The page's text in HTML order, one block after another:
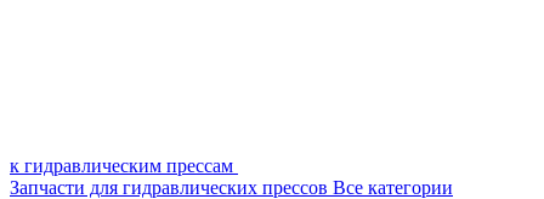
к гидравлическим прессам
Запчасти для гидравлических прессов Все категории